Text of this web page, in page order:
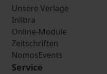
Unsere Verlage
Inlibra
Online-Module
Zeitschriften
NomosEvents
Service